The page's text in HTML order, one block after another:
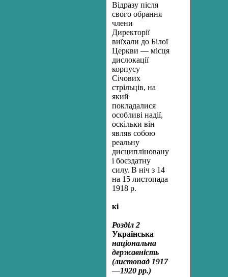
Відразу після
свого обрання
члени
Директорії
виїхали до Білої
Церкви — місця
дислокації
корпусу
Січових
стрільців, на
який
покладалися
особливі надії,
оскільки він
являв собою
реальну
дисципліновану
і боєздатну
силу. В ніч з 14
на 15 листопада
1918 р.
кі
Розділ 2
Українська
національна
державність
(листопад 1917
—1920 рр.)